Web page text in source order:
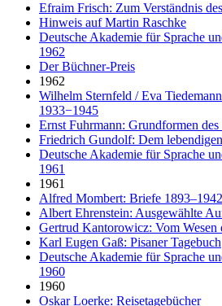
Efraim Frisch: Zum Verständnis
Hinweis auf Martin Raschke
Deutsche Akademie für Sprache
1962
Der Büchner-Preis
1962
Wilhelm Sternfeld / Eva
1933−1945
Ernst Fuhrmann: Grundformen des
Friedrich Gundolf: Dem
Deutsche Akademie für Sprache
1961
1961
Alfred Mombert: Briefe 1893–1942
Albert Ehrenstein: Ausgewählte
Gertrud Kantorowicz: Vom Wesen
Karl Eugen Gaß: Pisaner Tagebuch
Deutsche Akademie für Sprache
1960
1960
Oskar Loerke: Reisetagebücher